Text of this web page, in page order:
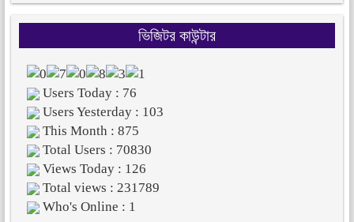
ভিজিটর কাউন্টার
Users Today : 76
Users Yesterday : 103
This Month : 875
Total Users : 70830
Views Today : 126
Total views : 231789
Who's Online : 1